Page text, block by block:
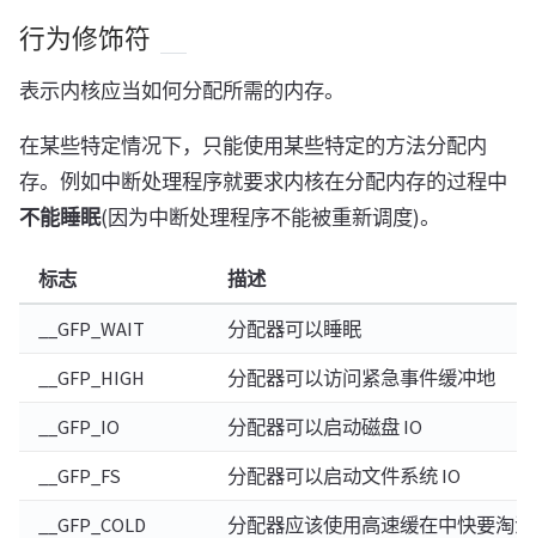
行为修饰符
表示内核应当如何分配所需的内存。
在某些特定情况下，只能使用某些特定的方法分配内
存。例如中断处理程序就要求内核在分配内存的过程中
不能睡眠(因为中断处理程序不能被重新调度)。
标志 描述
__GFP_WAIT 分配器可以睡眠
__GFP_HIGH 分配器可以访问紧急事件缓冲地
__GFP_IO 分配器可以启动磁盘 IO
__GFP_FS 分配器可以启动文件系统 IO
__GFP_COLD 分配器应该使用高速缓在中快要淘